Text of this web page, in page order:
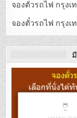
จองตั๋วรถไฟ กรุงเ
จองตั๋วรถไฟ กรุงเ